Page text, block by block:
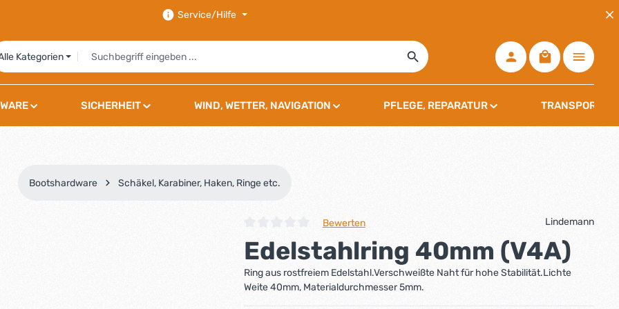
Service/Hilfe
Kategorien
Warenkorb
SICHERHEIT WIND, WETTER, NAVIGATION PFLEGE, REPARATUR TRANSPORT,
Bootshardware Schäkel, Karabiner, Haken, Ringe etc.
Bewerten Lindemann
Edelstahlring 40mm (V4A)
Ring aus rostfreiem Edelstahl.Verschweißte Naht für hohe Stabilität.Lichte
Weite 40mm, Materialdurchmesser 5mm.